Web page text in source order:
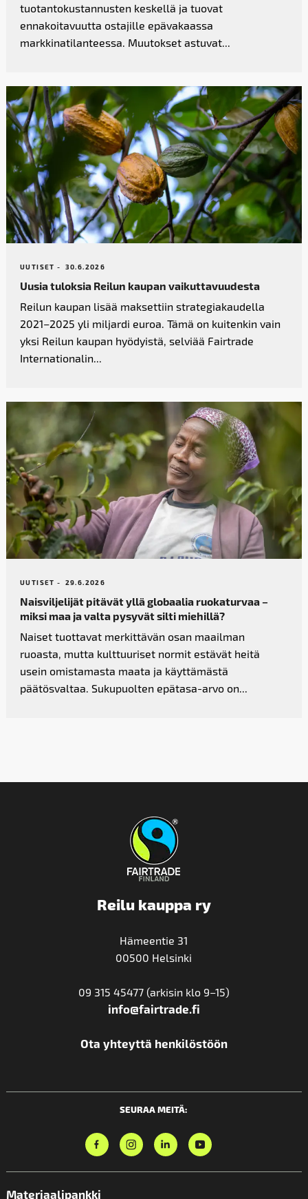
tuotantokustannusten keskellä ja tuovat
ennakoitavuutta ostajille epävakaassa
markkinatilanteessa. Muutokset astuvat...
UUTISET - 30.6.2026
Uusia tuloksia Reilun kaupan vaikutta­vuudesta
Reilun kaupan lisää maksettiin strategiakaudella
2021–2025 yli miljardi euroa. Tämä on kuitenkin vain
yksi Reilun kaupan hyödyistä, selviää Fairtrade
Internationalin...
UUTISET - 29.6.2026
Naisviljelijät pitävät yllä globaalia ruokaturvaa –
miksi maa ja valta pysyvät silti miehillä?
Naiset tuottavat merkittävän osan maailman
ruoasta, mutta kulttuuriset normit estävät heitä
usein omistamasta maata ja käyttämästä
päätösvaltaa. Sukupuolten epätasa-arvo on...
Reilu kauppa ry
Hämeentie 31
00500 Helsinki
09 315 45477 (arkisin klo 9–15)
info@fairtrade.fi
Ota yhteyttä henkilöstöön
SEURAA MEITÄ:
Materiaalipankki